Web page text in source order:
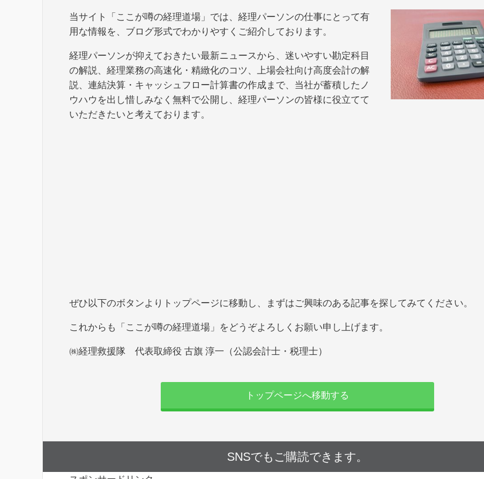
当サイト「ここが噂の経理道場」では、経理パーソンの仕事にとって有
用な情報を、ブログ形式でわかりやすくご紹介しております。
経理パーソンが抑えておきたい最新ニュースから、迷いやすい勘定科目
の解説、経理業務の高速化・精緻化のコツ、上場会社向け高度会計の解
説、連結決算・キャッシュフロー計算書の作成まで、当社が蓄積したノ
ウハウを出し惜しみなく無料で公開し、経理パーソンの皆様に役立てて
いただきたいと考えております。
ぜひ以下のボタンよりトップページに移動し、まずはご興味のある記事を探してみてください。
これからも「ここが噂の経理道場」をどうぞよろしくお願い申し上げます。
㈱経理救援隊 代表取締役 古旗 淳一（公認会計士・税理士）
トップページへ移動する
SNSでもご購読できます。